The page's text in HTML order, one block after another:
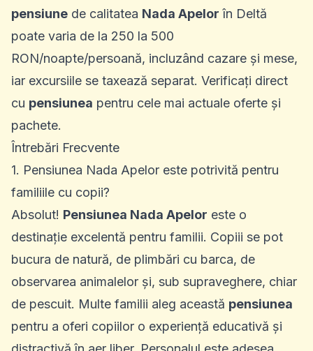
pensiune de calitatea Nada Apelor în Deltă
poate varia de la 250 la 500
RON/noapte/persoană, incluzând cazare și mese,
iar excursiile se taxează separat. Verificați direct
cu pensiunea pentru cele mai actuale oferte și
pachete.
Întrebări Frecvente
1. Pensiunea Nada Apelor este potrivită pentru
familiile cu copii?
Absolut! Pensiunea Nada Apelor este o
destinație excelentă pentru familii. Copiii se pot
bucura de natură, de plimbări cu barca, de
observarea animalelor și, sub supraveghere, chiar
de pescuit. Multe familii aleg această pensiunea
pentru a oferi copiilor o experiență educativă și